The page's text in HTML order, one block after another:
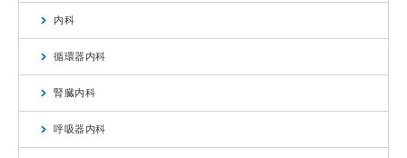
内科
循環器内科
腎臓内科
呼吸器内科